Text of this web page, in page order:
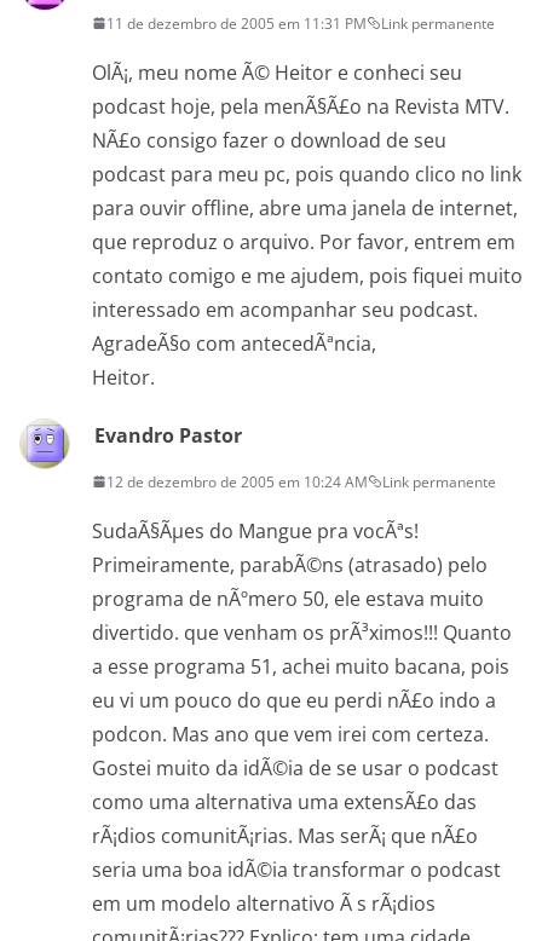
11 de dezembro de 2005 em 11:31 PM Link permanente
OlÃ¡, meu nome Ã© Heitor e conheci seu
podcast hoje, pela menÃ§Ã£o na Revista MTV.
NÃ£o consigo fazer o download de seu
podcast para meu pc, pois quando clico no link
para ouvir offline, abre uma janela de internet,
que reproduz o arquivo. Por favor, entrem em
contato comigo e me ajudem, pois fiquei muito
interessado em acompanhar seu podcast.
AgradeÃ§o com antecedÃªncia,
Heitor.
Evandro Pastor
12 de dezembro de 2005 em 10:24 AM Link permanente
SudaÃ§Ãµes do Mangue pra vocÃªs!
Primeiramente, parabÃ©ns (atrasado) pelo
programa de nÃºmero 50, ele estava muito
divertido. que venham os prÃ³ximos!!! Quanto
a esse programa 51, achei muito bacana, pois
eu vi um pouco do que eu perdi nÃ£o indo a
podcon. Mas ano que vem irei com certeza.
Gostei muito da idÃ©ia de se usar o podcast
como uma alternativa uma extensÃ£o das
rÃ¡dios comunitÃ¡rias. Mas serÃ¡ que nÃ£o
seria uma boa idÃ©ia transformar o podcast
em um modelo alternativo Ã s rÃ¡dios